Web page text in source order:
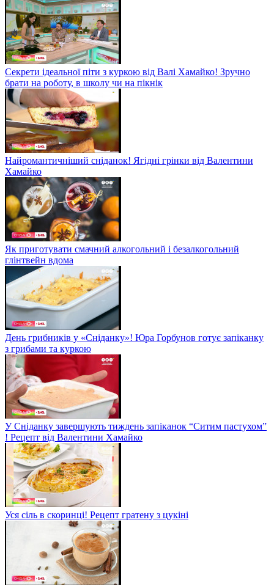
Секрети ідеальної піти з куркою від Валі Хамайко! Зручно
брати на роботу, в школу чи на пікнік
Найромантичніший сніданок! Ягідні грінки від Валентини
Хамайко
Як приготувати смачний алкогольний і безалкогольний
глінтвейн вдома
День грибників у «Сніданку»! Юра Горбунов готує запіканку
з грибами та куркою
У Сніданку завершують тиждень запіканок “Ситим пастухом”
! Рецепт від Валентини Хамайко
Уся сіль в скоринці! Рецепт гратену з цукіні